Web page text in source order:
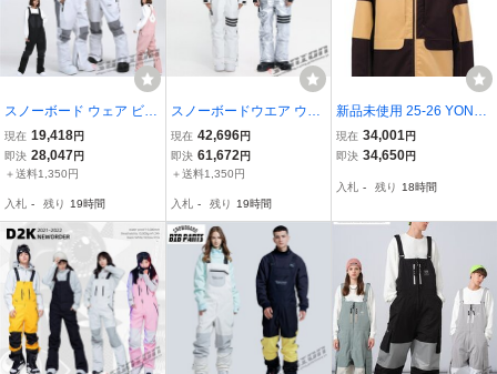
スノーボード ウェア ビブ
パンツ つなぎ メンズ レ
ディース スノーウェア ス
キーウェア スノボ つなぎ
現在 19,418円
即決 28,047円
＋送料1,350円
入札 - 残り 19時間
スノーボードウエア ウェ
ア ツナギ ワンピース オ
ールインワン メンズ レデ
ィース スキー 防寒フード
現在 42,696円
即決 61,672 円
＋送料1,350円
入札 - 残り 19時間
新品未使用 25-26 YONEX
A3 TRICKER JACKET C
HOCO XSサイズ スノー
現在 34,001円
即決 34,650円
入札 - 残り 18時間